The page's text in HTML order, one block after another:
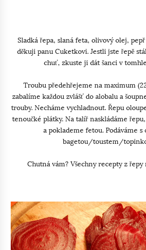
Sladká řepa, slaná feta, olivový olej,
děkuji panu Cuketkovi. Jestli jste řepě
chuť, zkuste ji dát šanci v
Troubu předehřejeme na maximum
zabalíme každou zvlášť do alobalu a
trouby. Necháme vychladnout. Řepu
tenoučké plátky. Na talíř naskládáme
a poklademe fetou. Podáváme s
bagetou/toustem/
Chutná vám? Všechny recepty z řepy